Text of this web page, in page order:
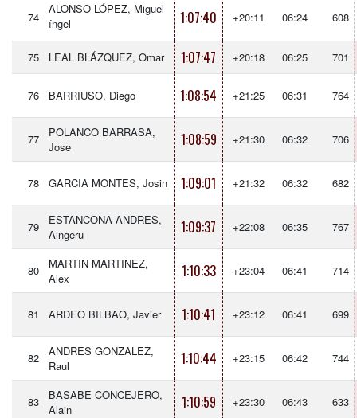
74
ALONSO LÓPEZ, Miguel
íngel
1:07:40 +20:11 06:24 608
75 LEAL BLÁZQUEZ, Omar 1:07:47 +20:18 06:25 701
76 BARRIUSO, Diego 1:08:54 +21:25 06:31 764
77
POLANCO BARRASA,
Jose
1:08:59 +21:30 06:32 706
78 GARCIA MONTES, Josin 1:09:01 +21:32 06:32 682
79
ESTANCONA ANDRES,
Aingeru
1:09:37 +22:08 06:35 767
80
MARTIN MARTINEZ,
Alex
1:10:33 +23:04 06:41 714
81 ARDEO BILBAO, Javier 1:10:41 +23:12 06:41 699
82
ANDRES GONZALEZ,
Raul
1:10:44 +23:15 06:42 744
83
BASABE CONCEJERO,
Alain
1:10:59 +23:30 06:43 633